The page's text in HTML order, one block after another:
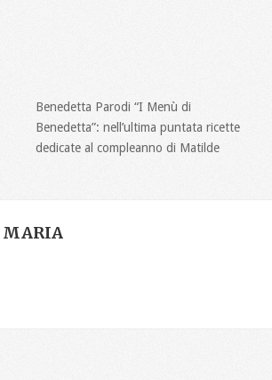
Benedetta Parodi “I Menù di
Benedetta”: nell’ultima puntata ricette
dedicate al compleanno di Matilde
MARIA